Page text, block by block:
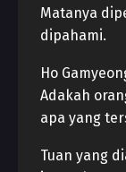
Matanya
dipahami.
Ho
Adakah
apa yang
Tuan yang